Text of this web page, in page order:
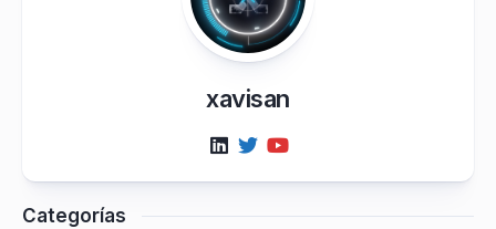
xavisan
Categorías